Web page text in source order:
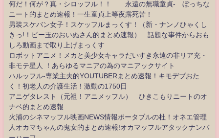
何だ！何が？真・シロッフル！！ 永遠の無職童貞- ぼっちな
ニート的まとめ速報！一生童貞上等夜露死苦！
男装スケバン女子！スケッフルまっくす！（新・ナンノひゃくし
きっ!！ビー玉のおいぬさん的まとめ速報） 話題な事件からおも
しろ動画まで取り上げまっくす
ロボットアニメ！メカと美少女キャラだいすき永遠の非リア充・
非モテ星人 ！あらゆるマニアの為のマニアックサイト
ハルッフル-専業主夫的YOUTUBERまとめ速報！キモデブおた
く！初老人の介護生活！激動の1750日
アニゲタレスト（元祖！アニメッフル） ひきこもりニートのオ
ナベ的まとめ速報
火浦のシネマッフル映画NEWS情報ポータブルの杜！オネエ管理
人オカマちゃんの鬼女的まとめ速報!オカマッフルアタックナンバ